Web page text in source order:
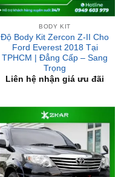
Độ Body Kit Zercon Z-II Cho
Ford Everest 2018 Tại
TPHCM | Đẳng Cấp – Sang
Trọng
Liên hệ nhận giá ưu đãi